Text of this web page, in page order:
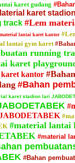
karet gudang
karet
track #Lem
lantai karet kantor
lantai gym karet
running
karet
karet kantor
#Bahan
karet stadion lari
#material lantai
#material
#Bahan